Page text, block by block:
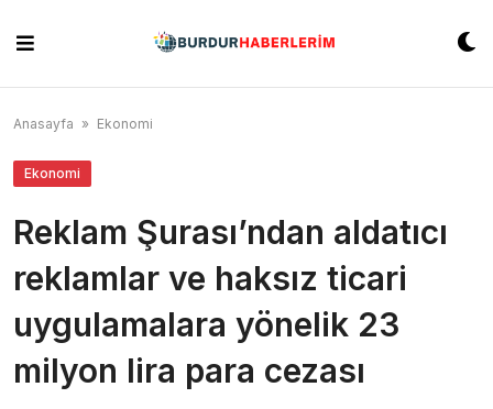
content
Anasayfa » Ekonomi
Ekonomi
Reklam Şurası’ndan aldatıcı
reklamlar ve haksız ticari
uygulamalara yönelik 23
milyon lira para cezası